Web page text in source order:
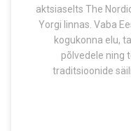
aktsiaselts The
Yorgi linnas. Vaba
kogukonna elu,
põlvedele ning
traditsioonide